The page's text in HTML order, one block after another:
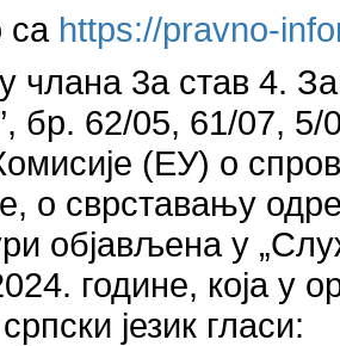
са https://pravno-
члана 3а став 4.
бр. 62/05, 61/07, 5/
(ЕУ) о
о сврставању
објављена у
године, која у
језик гласи: